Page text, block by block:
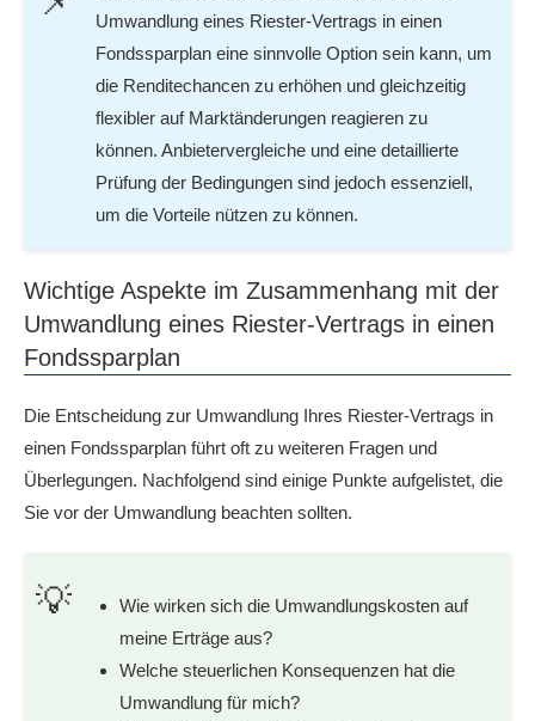
Umwandlung eines Riester-Vertrags in einen
Fondssparplan eine sinnvolle Option sein kann, um
die Renditechancen zu erhöhen und gleichzeitig
flexibler auf Marktänderungen reagieren zu
können. Anbietervergleiche und eine detaillierte
Prüfung der Bedingungen sind jedoch essenziell,
um die Vorteile nützen zu können.
Wichtige Aspekte im Zusammenhang mit der
Umwandlung eines Riester-Vertrags in einen
Fondssparplan
Die Entscheidung zur Umwandlung Ihres Riester-Vertrags in
einen Fondssparplan führt oft zu weiteren Fragen und
Überlegungen. Nachfolgend sind einige Punkte aufgelistet, die
Sie vor der Umwandlung beachten sollten.
Wie wirken sich die Umwandlungskosten auf
meine Erträge aus?
Welche steuerlichen Konsequenzen hat die
Umwandlung für mich?